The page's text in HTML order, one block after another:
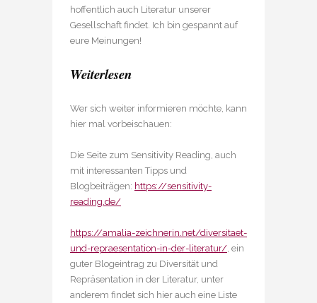
hoffentlich auch Literatur unserer
Gesellschaft findet. Ich bin gespannt auf
eure Meinungen!
Weiterlesen
Wer sich weiter informieren möchte, kann
hier mal vorbeischauen:
Die Seite zum Sensitivity Reading, auch
mit interessanten Tipps und
Blogbeiträgen: https://sensitivity-
reading.de/
https://amalia-zeichnerin.net/diversitaet-
und-repraesentation-in-der-literatur/ , ein
guter Blogeintrag zu Diversität und
Repräsentation in der Literatur, unter
anderem findet sich hier auch eine Liste